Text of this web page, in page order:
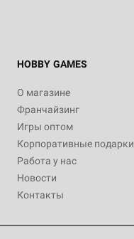
HOBBY GAMES
О магазине
Франчайзинг
Игры оптом
Корпоративные подарки
Работа у нас
Новости
Контакты